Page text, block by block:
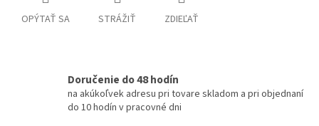
OPÝTAŤ SA STRÁŽIŤ ZDIEĽAŤ
Doručenie do 48 hodín
na akúkoľvek adresu pri tovare skladom a pri objednaní
do 10 hodín v pracovné dni